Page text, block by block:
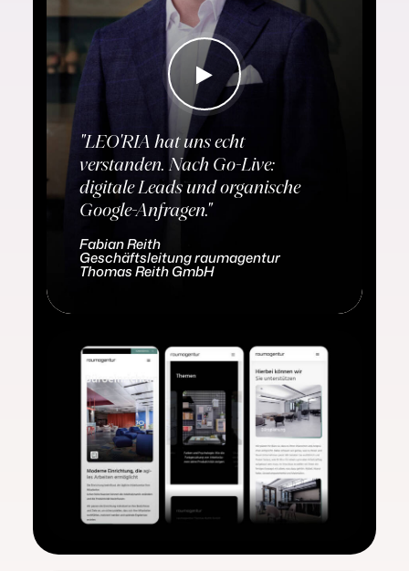
"LEO'RIA hat uns echt
verstanden. Nach Go-Live:
digitale Leads und organische
Google-Anfragen."
Fabian Reith
Geschäftsleitung raumagentur
Thomas Reith GmbH